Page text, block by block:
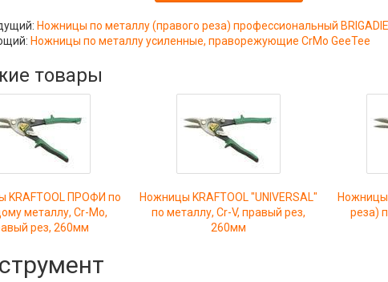
Ножницы по металлу (правого реза) профессиональный
Ножницы по металлу усиленные, праворежующие CrMo GeeTee
товары
KRAFTOOL ПРОФИ по
металлу, Cr-Mo,
рез, 260мм
Ножницы KRAFTOOL "UNIVERSAL"
по металлу, Cr-V, правый рез,
260мм
Ножницы
реза)